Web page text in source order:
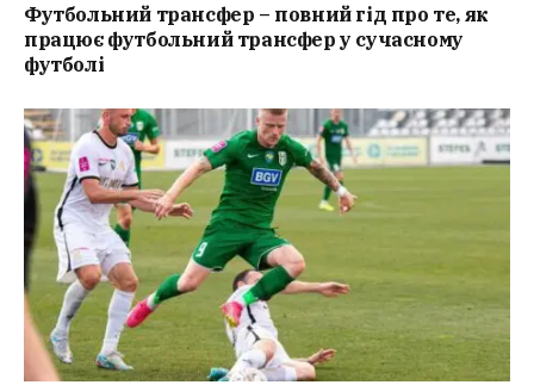
Футбольний трансфер – повний гід про те, як
працює футбольний трансфер у сучасному
футболі